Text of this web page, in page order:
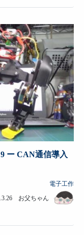
ー CAN通信導入
電子工作
お父ちゃん